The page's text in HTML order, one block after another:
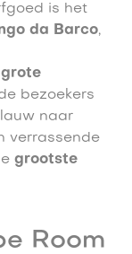
is het
da Barco,
grote
bezoekers
naar
verrassende
grootste
Room